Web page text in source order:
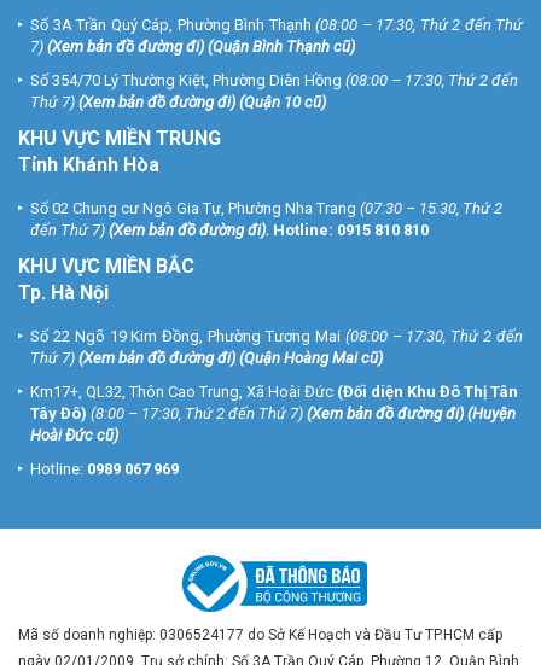
Số 3A Trần Quý Cáp, Phường Bình Thạnh (08:00 – 17:30, Thứ 2 đến Thứ
7) (Xem bản đồ đường đi) (Quận Bình Thạnh cũ)
Số 354/70 Lý Thường Kiệt, Phường Diên Hồng (08:00 – 17:30, Thứ 2 đến
Thứ 7) (Xem bản đồ đường đi) (Quận 10 cũ)
KHU VỰC MIỀN TRUNG
Tỉnh Khánh Hòa
Số 02 Chung cư Ngô Gia Tự, Phường Nha Trang (07:30 – 15:30, Thứ 2
đến Thứ 7) (Xem bản đồ đường đi). Hotline: 0915 810 810
KHU VỰC MIỀN BẮC
Tp. Hà Nội
Số 22 Ngõ 19 Kim Đồng, Phường Tương Mai (08:00 – 17:30, Thứ 2 đến
Thứ 7) (Xem bản đồ đường đi) (Quận Hoàng Mai cũ)
Km17+, QL32, Thôn Cao Trung, Xã Hoài Đức (Đối diện Khu Đô Thị Tân
Tây Đô) (8:00 – 17:30, Thứ 2 đến Thứ 7) (Xem bản đồ đường đi) (Huyện
Hoài Đức cũ)
Hotline: 0989 067 969
Mã số doanh nghiệp: 0306524177 do Sở Kế Hoạch và Đầu Tư TP.HCM cấp
ngày 02/01/2009. Trụ sở chính: Số 3A Trần Quý Cáp, Phường 12, Quận Bình